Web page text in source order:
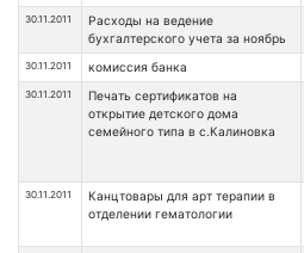
30.11.2011
Расходы на ведение
бухгалтерского учета за ноябрь
30.11.2011 комиссия банка
30.11.2011
Печать сертификатов на
открытие детского дома
семейного типа в с.Калиновка
30.11.2011
Канцтовары для арт терапии в
отделении гематологии